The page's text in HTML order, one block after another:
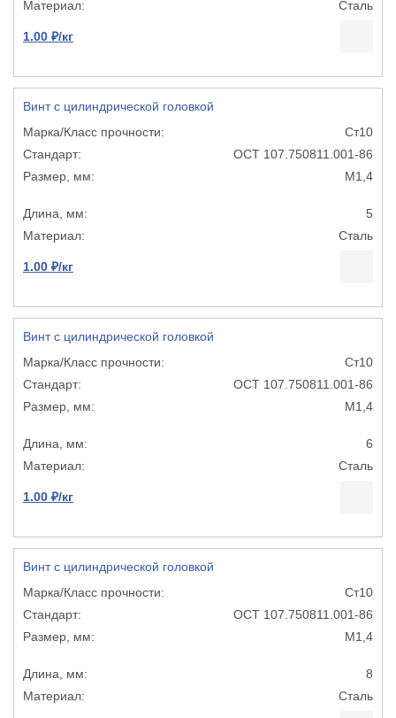
Сталь
1.00 ₽/кг
Винт с цилиндрической головкой
Ст10
ОСТ 107.750811.001-86
М1,4
5
Сталь
1.00 ₽/кг
Винт с цилиндрической головкой
Ст10
ОСТ 107.750811.001-86
М1,4
6
Сталь
1.00 ₽/кг
Винт с цилиндрической головкой
Ст10
ОСТ 107.750811.001-86
М1,4
8
Сталь